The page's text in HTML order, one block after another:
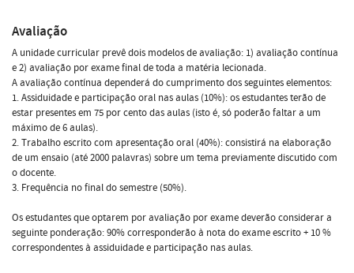
Avaliação
A unidade curricular prevê dois modelos de avaliação: 1) avaliação contínua
e 2) avaliação por exame final de toda a matéria lecionada.
A avaliação contínua dependerá do cumprimento dos seguintes elementos:
1. Assiduidade e participação oral nas aulas (10%): os estudantes terão de
estar presentes em 75 por cento das aulas (isto é, só poderão faltar a um
máximo de 6 aulas).
2. Trabalho escrito com apresentação oral (40%): consistirá na elaboração
de um ensaio (até 2000 palavras) sobre um tema previamente discutido com
o docente.
3. Frequência no final do semestre (50%).
Os estudantes que optarem por avaliação por exame deverão considerar a
seguinte ponderação: 90% corresponderão à nota do exame escrito + 10 %
correspondentes à assiduidade e participação nas aulas.